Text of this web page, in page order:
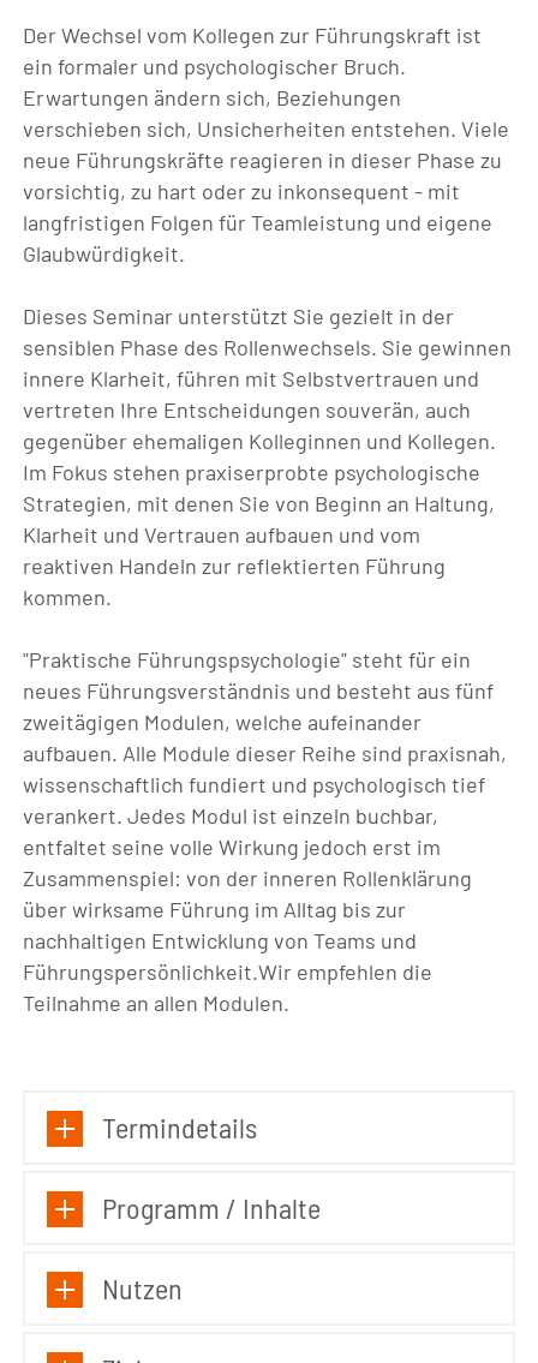
Der Wechsel vom Kollegen zur Führungskraft ist
ein formaler und psychologischer Bruch.
Erwartungen ändern sich, Beziehungen
verschieben sich, Unsicherheiten entstehen. Viele
neue Führungskräfte reagieren in dieser Phase zu
vorsichtig, zu hart oder zu inkonsequent - mit
langfristigen Folgen für Teamleistung und eigene
Glaubwürdigkeit.
Dieses Seminar unterstützt Sie gezielt in der
sensiblen Phase des Rollenwechsels. Sie gewinnen
innere Klarheit, führen mit Selbstvertrauen und
vertreten Ihre Entscheidungen souverän, auch
gegenüber ehemaligen Kolleginnen und Kollegen.
Im Fokus stehen praxiserprobte psychologische
Strategien, mit denen Sie von Beginn an Haltung,
Klarheit und Vertrauen aufbauen und vom
reaktiven Handeln zur reflektierten Führung
kommen.
"Praktische Führungspsychologie" steht für ein
neues Führungsverständnis und besteht aus fünf
zweitägigen Modulen, welche aufeinander
aufbauen. Alle Module dieser Reihe sind praxisnah,
wissenschaftlich fundiert und psychologisch tief
verankert. Jedes Modul ist einzeln buchbar,
entfaltet seine volle Wirkung jedoch erst im
Zusammenspiel: von der inneren Rollenklärung
über wirksame Führung im Alltag bis zur
nachhaltigen Entwicklung von Teams und
Führungspersönlichkeit.Wir empfehlen die
Teilnahme an allen Modulen.
Termindetails
Programm / Inhalte
Nutzen